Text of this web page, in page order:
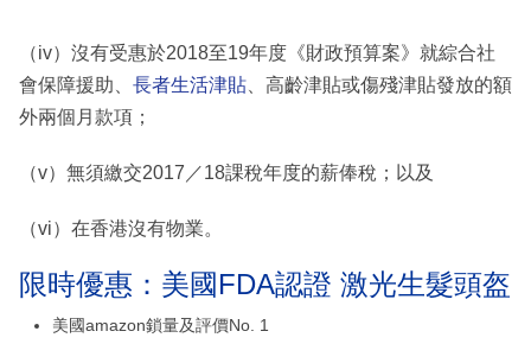
（iv）沒有受惠於2018至19年度《財政預算案》就綜合社
會保障援助、 長者生活津貼 、高齡津貼或傷殘津貼發放的額
外兩個月款項；
（v）無須繳交2017／18課稅年度的薪俸稅；以及
（vi）在香港沒有物業。
限時優惠：美國FDA認證 激光生髮頭盔
美國amazon鎖量及評價No. 1